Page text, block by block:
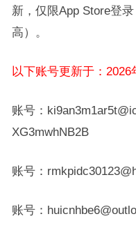
新，仅限App Store登
高）。
以下账号更新于：2026
账号：
XG3mwhNB2B
账号：
账号：